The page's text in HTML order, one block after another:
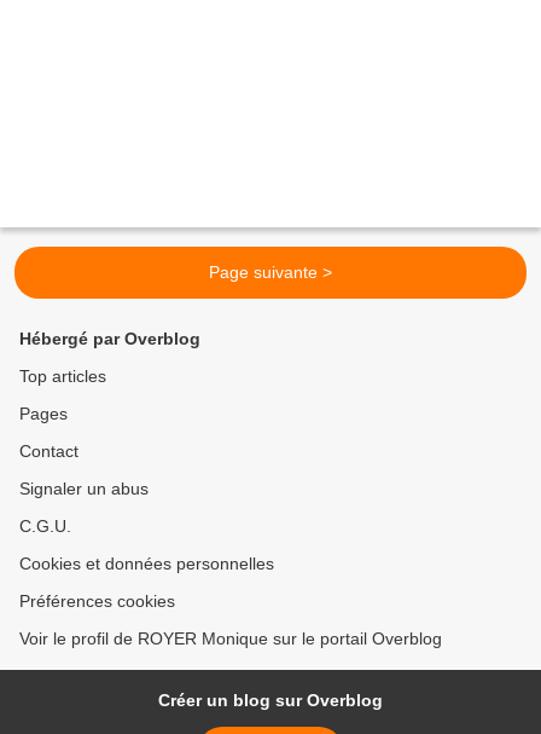
Page suivante >
Hébergé par Overblog
Top articles
Pages
Contact
Signaler un abus
C.G.U.
Cookies et données personnelles
Préférences cookies
Voir le profil de ROYER Monique sur le portail Overblog
Créer un blog sur Overblog